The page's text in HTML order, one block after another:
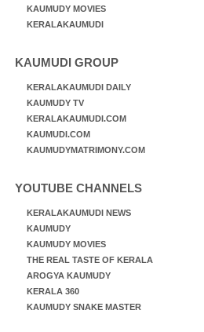
KAUMUDY MOVIES
KERALAKAUMUDI
KAUMUDI GROUP
KERALAKAUMUDI DAILY
KAUMUDY TV
KERALAKAUMUDI.COM
KAUMUDI.COM
KAUMUDYMATRIMONY.COM
YOUTUBE CHANNELS
KERALAKAUMUDI NEWS
KAUMUDY
KAUMUDY MOVIES
THE REAL TASTE OF KERALA
AROGYA KAUMUDY
KERALA 360
KAUMUDY SNAKE MASTER